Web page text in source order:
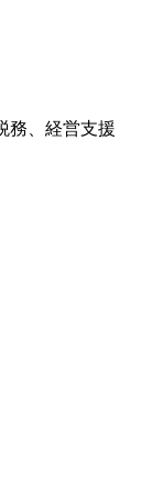
務、経営支援